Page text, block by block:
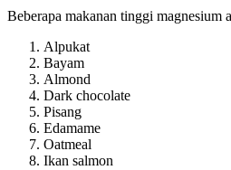
Beberapa makanan tinggi magnesium
Alpukat
Bayam
Almond
Dark chocolate
Pisang
Edamame
Oatmeal
Ikan salmon